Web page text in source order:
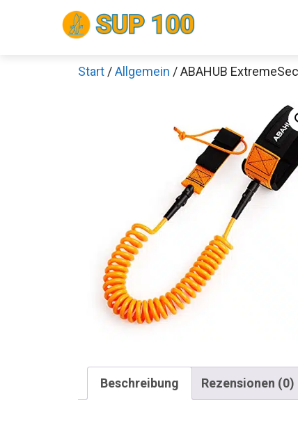
Start /Allgemein / ABAHUB
Beschreibung Rezensionen (0)